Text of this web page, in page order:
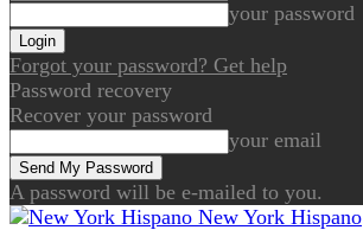
your password
Forgot your password? Get help
Password recovery
Recover your password
your email
A password will be e-mailed to you.
New York Hispano